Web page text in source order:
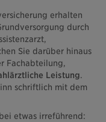
erhalten
durch
Sie darüber hinaus
Fachabteilung,
Leistung.
schriftlich mit dem
etwas irreführend: